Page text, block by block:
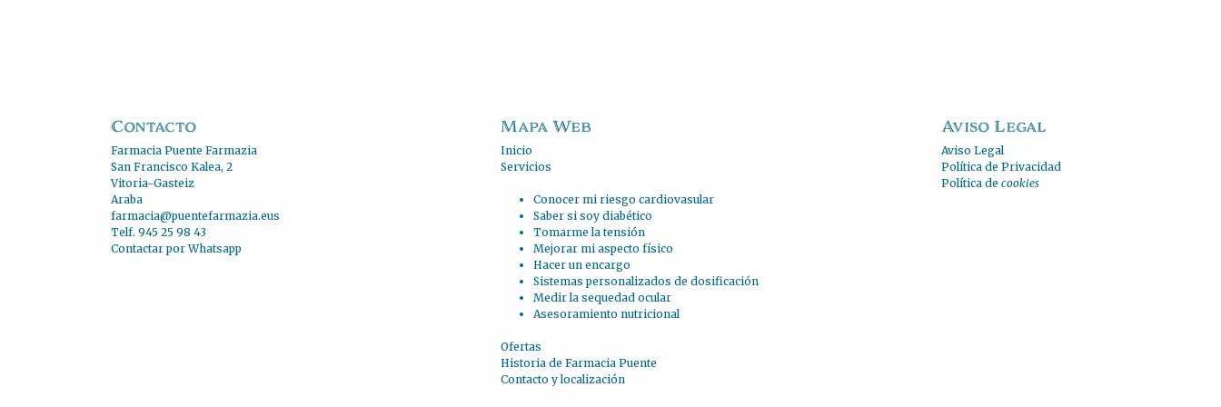
Contacto
Farmacia Puente Farmazia
San Francisco Kalea, 2
Vitoria-Gasteiz
Araba
farmacia@puentefarmazia.eus
Telf. 945 25 98 43
Contactar por Whatsapp
Mapa Web
Inicio
Servicios
Conocer mi riesgo cardiovasular
Saber si soy diabético
Tomarme la tensión
Mejorar mi aspecto físico
Hacer un encargo
Sistemas personalizados de dosificación
Medir la sequedad ocular
Asesoramiento nutricional
Ofertas
Historia de Farmacia Puente
Contacto y localización
Aviso Legal
Aviso Legal
Política de Privacidad
Política decookies